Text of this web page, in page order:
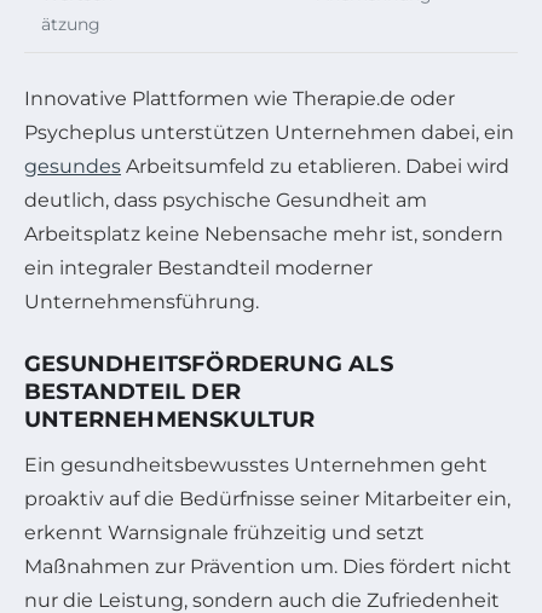
ätzung
Innovative Plattformen wie Therapie.de oder
Psycheplus unterstützen Unternehmen dabei, ein
gesundes Arbeitsumfeld zu etablieren. Dabei wird
deutlich, dass psychische Gesundheit am
Arbeitsplatz keine Nebensache mehr ist, sondern
ein integraler Bestandteil moderner
Unternehmensführung.
GESUNDHEITSFÖRDERUNG ALS
BESTANDTEIL DER
UNTERNEHMENSKULTUR
Ein gesundheitsbewusstes Unternehmen geht
proaktiv auf die Bedürfnisse seiner Mitarbeiter ein,
erkennt Warnsignale frühzeitig und setzt
Maßnahmen zur Prävention um. Dies fördert nicht
nur die Leistung, sondern auch die Zufriedenheit